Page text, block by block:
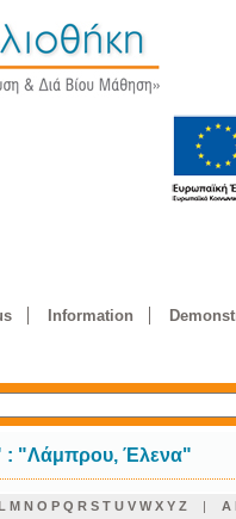
Information
: "Λάμπρου, Έλενα"
M N O P Q R S T U V W X Y Z | Α